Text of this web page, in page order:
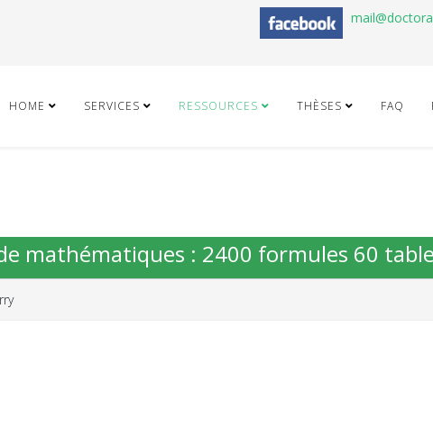
HOME SERVICES RESSOURCES THÈSES FAQ
mathématiques : 2400 formules 60